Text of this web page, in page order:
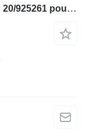
Moteur de translation KYB MAG-50VP 20/925261 pour mini-pelle JCB 8052 8060 VOLVO EC70 Wacker Newson 8003